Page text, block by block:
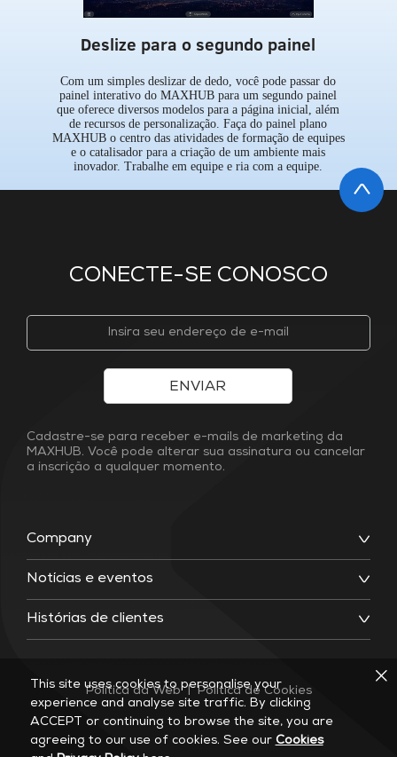
Deslize para o segundo painel
Com um simples deslizar de dedo, você pode passar do
painel interativo do MAXHUB para um segundo painel
que oferece diversos modelos para a página inicial, além
de recursos de personalização. Faça do painel plano
MAXHUB o centro das atividades de formação de equipes
e o catalisador para a criação de um ambiente mais
inovador. Trabalhe em equipe e ria com a equipe.
CONECTE-SE CONOSCO
Company
Notícias e eventos
Histórias de clientes
ENVIAR
Cadastre-se para receber e-mails de marketing da
MAXHUB. Você pode alterar sua assinatura ou cancelar
a inscrição a qualquer momento.
Política da Web Política de Cookies
This site uses cookies to personalise your
experience and analyse site traffic. By clicking
ACCEPT or continuing to browse the site, you are
agreeing to our use of cookies. See our Cookies